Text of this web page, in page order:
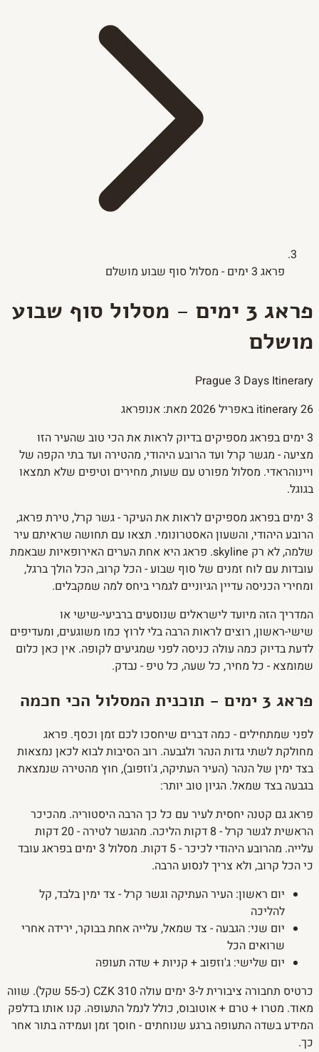
פראג 3 ימים - מסלול סוף שבוע מושלם
פראג 3 ימים - מסלול סוף שבוע
מושלם
Prague 3 Days Itinerary
itinerary26 באפריל 2026
מאת: אנופראג
3 ימים בפראג מספיקים בדיוק לראות את הכי טוב שהעיר הזו
מציעה - מגשר קרל ועד הרובע היהודי, מהטירה ועד בתי הקפה של
ויינוהראדי. מסלול מפורט עם שעות, מחירים וטיפים שלא תמצאו
בגוגל.
3 ימים בפראג מספיקים לראות את העיקר - גשר קרל, טירת פראג,
הרובע היהודי, והשעון האסטרונומי. תצאו עם תחושה שראיתם עיר
שלמה, לא רק skyline. פראג היא אחת הערים האירופאיות שבאמת
עובדות עם לוח זמנים של סוף שבוע - הכל קרוב, הכל הולך ברגל,
ומחירי הכניסה עדיין הגיוניים לגמרי ביחס למה שמקבלים.
המדריך הזה מיועד לישראלים שנוסעים ברביעי-שישי או
שישי-ראשון, רוצים לראות הרבה בלי לרוץ כמו משוגעים, ומעדיפים
לדעת בדיוק כמה עולה כניסה לפני שמגיעים לקופה. אין כאן כלום
שמומצא - כל מחיר, כל שעה, כל טיפ - נבדק.
פראג 3 ימים - תוכנית המסלול הכי חכמה
לפני שמתחילים - כמה דברים שיחסכו לכם זמן וכסף. פראג
מחולקת לשתי גדות הנהר ולגבעה. רוב הסיבות לבוא לכאן נמצאות
בצד ימין של הנהר (העיר העתיקה, ג'וזפוב), חוץ מהטירה שנמצאת
בגבעה בצד שמאל. הגיון טוב יותר:
פראג גם קטנה יחסית לעיר עם כל כך הרבה היסטוריה. מהכיכר
הראשית לגשר קרל - 8 דקות הליכה. מהגשר לטירה - 20 דקות
עלייה. מהרובע היהודי לכיכר - 5 דקות. מסלול 3 ימים בפראג עובד
כי הכל קרוב, ולא צריך לנסוע הרבה.
יום ראשון: העיר העתיקה וגשר קרל - צד ימין בלבד, קל
להליכה
יום שני: הגבעה - צד שמאל, עלייה אחת בבוקר, ירידה אחרי
שרואים הכל
יום שלישי: ג'וזפוב + קניות + שדה תעופה
כרטיס תחבורה ציבורית ל-3 ימים עולה 310 CZK (כ-55 שקל). שווה
מאוד. מטרו + טרם + אוטובוס, כולל לנמל התעופה. קנו אותו בדלפק
המידע בשדה התעופה ברגע שנוחתים - חוסך זמן ועמידה בתור אחר
כך.